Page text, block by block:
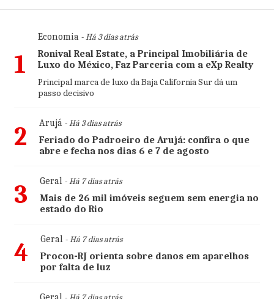
1
Economia- Há 3 dias atrás
Ronival Real Estate, a Principal Imobiliária de
Luxo do México, Faz Parceria com a eXp Realty
Principal marca de luxo da Baja California Sur dá um
passo decisivo
2 Arujá- Há 3 dias atrás
Feriado do Padroeiro de Arujá: confira o que
abre e fecha nos dias 6 e 7 de agosto
3 Geral- Há 7 dias atrás
Mais de 26 mil imóveis seguem sem energia no
estado do Rio
4 Geral- Há 7 dias atrás
Procon-RJ orienta sobre danos em aparelhos
por falta de luz